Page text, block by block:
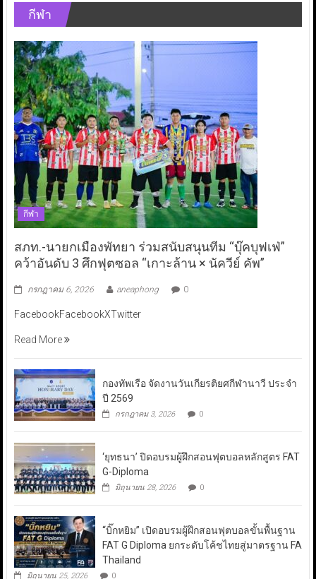
กีฬา
กีฬา
สภท.-นายกเมืองพัทยา ร่วมสนับสนุนทีม “บุ๊คบุฟเฟ่”
คว้าอันดับ 3 ศึกฟุตซอล “เกาะล้าน × นัควีย์ คัพ”
กรกฎาคม 6, 2026 aneaphong 0
FacebookFacebookXTwitter
Read More
กองทัพเรือ จัดงานวันเกียรติยศกีฬานาวี ประจำ
ปี 2569
กรกฎาคม 3, 2026 0
‘ยุทธนา’ ปิดอบรมผู้ฝึกสอนฟุตบอลหลักสูตร FAT
G-Diploma
มิถุนายน 28, 2026 0
“บิ๊กหยิม” เปิดอบรมผู้ฝึกสอนฟุตบอลขั้นพื้นฐาน
FAT G Diploma ยกระดับโค้ชไทยสู่มาตรฐาน FA
Thailand
มิถุนายน 25, 2026 0